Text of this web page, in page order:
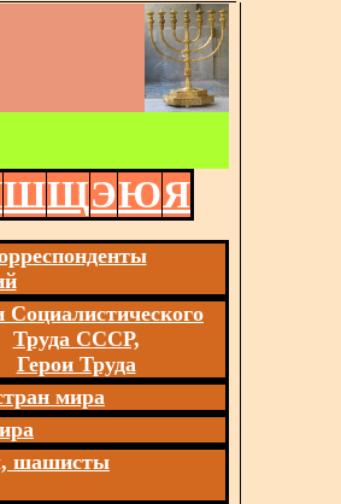
ШЩЭЮЯ
Социалистического
Труда СССР,
Герои Труда
мира
шашисты